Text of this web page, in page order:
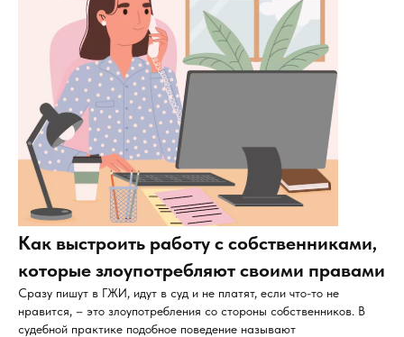
Как выстроить работу с собственниками,
которые злоупотребляют своими правами
Сразу пишут в ГЖИ, идут в суд и не платят, если что-то не
нравится, – это злоупотребления со стороны собственников. В
судебной практике подобное поведение называют